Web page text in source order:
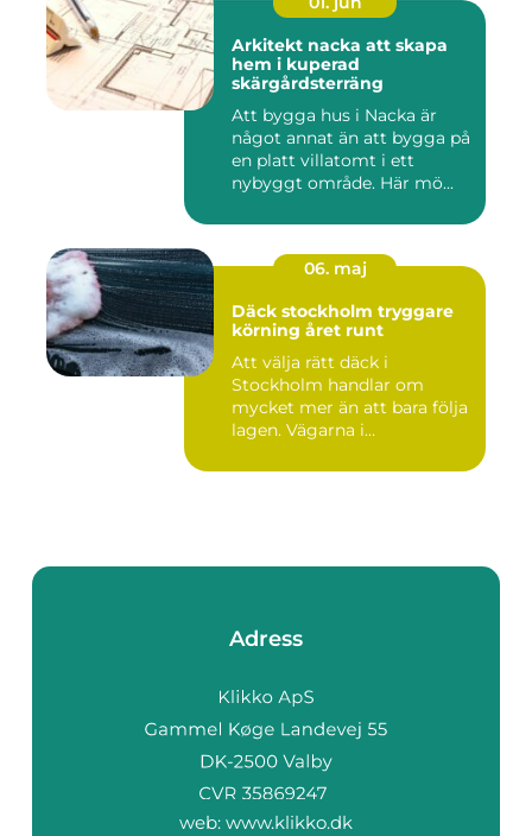
Arkitekt nacka att skapa
hem i kuperad
skärgårdsterräng
Att bygga hus i Nacka är
något annat än att bygga på
en platt villatomt i ett
nybyggt område. Här mö...
06. maj
Däck stockholm tryggare
körning året runt
Att välja rätt däck i
Stockholm handlar om
mycket mer än att bara följa
lagen. Vägarna i
Adress
web: www.klikko.dk